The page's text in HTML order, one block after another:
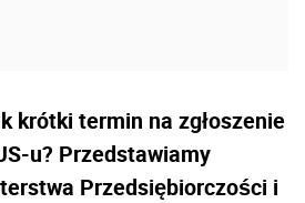
krótki termin na zgłoszenie
u? Przedstawiamy
Przedsiębiorczości i